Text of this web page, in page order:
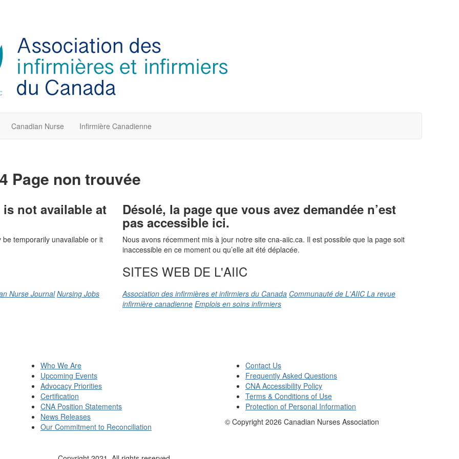
Canadian Nurse Infirmière Canadienne
Page non trouvée
not available at
temporarily unavailable or it
Nurse Journal Nursing Jobs
Désolé, la page que vous avez demandée n’est
pas accessible ici.
Nous avons récemment mis à jour notre site cna-aiic.ca. Il est possible que la page soit
inaccessible en ce moment ou qu’elle ait été déplacée.
SITES WEB DE L'AIIC
Association des infirmières et infirmiers du Canada Communauté de L'AIIC La revue
infirmière canadienne Emplois en soins infirmiers
Who We Are
Upcoming Events
Advocacy Priorities
Certification
CNA Position Statements
News Releases
Our Commitment to Reconciliation
Contact Us
Frequently Asked Questions
CNA Accessibility Policy
Terms & Conditions of Use
Protection of Personal Information
© Copyright 2026 Canadian Nurses Association